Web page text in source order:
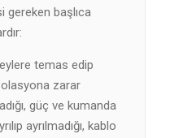
gereken başlıca
temas edip
zarar
güç ve kumanda
ayrılmadığı, kablo